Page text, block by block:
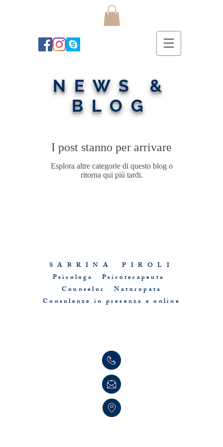
NEWS &
BLOG
I post stanno per arrivare
Esplora altre categorie di questo blog o
ritorna qui più tardi.
S A B R I N A P I R O L I
Psicologa Psicoterapeuta
Counselor Naturopata
Consulenze in presenza e online